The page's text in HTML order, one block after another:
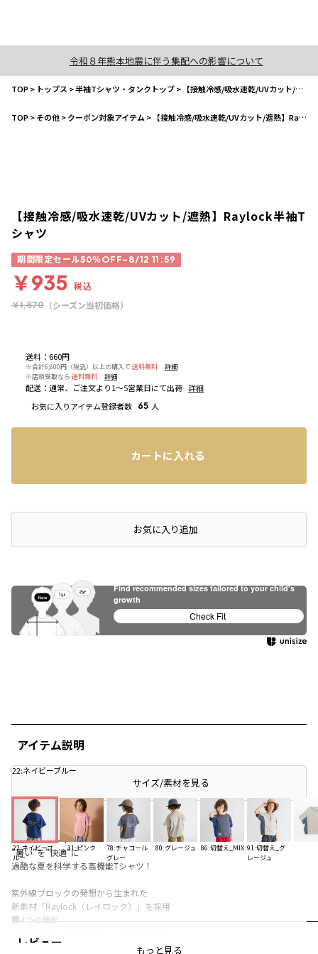
令和８年熊本地震に伴う集配への影響について
TOP> トップス >半袖Tシャツ・タンクトップ> 【接触冷感/吸水速乾/UVカット/遮熱】Raylock半袖Tシャツ
TOP>その他>クーポン対象アイテム > 【接触冷感/吸水速乾/UVカット/遮熱】Raylock半袖Tシャツ
22:ネイビーブルー
22:ネイビーブ
ルー
31:ピンク
78:チャコール
グレー
80:グレージュ 86:切替え_MIX 91:切替え_グ
レージュ
レビュー
送料 ： 660円
※合計6,600円（税込）以上の購入で 送料無料
詳細
※店頭受取なら 送料無料 詳細
配送 ： 通常、ご注文より1～5営業日にて出荷 詳細
お気に入りアイテム登録者数 65 人
【接触冷感/吸水速乾/UVカット/遮熱】Raylock半袖T
シャツ
期間限定セール50％OFF~8/12 11:59
￥935 税込
￥1,870 （シーズン当初価格）
カートに入れる
店頭在庫を確認するお気に入り追加
アイテム説明
サイズ/素材を見る
■商品ポイント
”暑い”を”快適”に
過酷な夏を科学する高機能Tシャツ！
紫外線ブロックの発想から生まれた
新素材「Raylock（レイロック）」を採用
■4つの機能
2.遮熱効果： 太陽の熱を遮り、衣服内の温度上昇を抑える
もっと見る
Find recommended sizes tailored to your child's
growth
Check Fit